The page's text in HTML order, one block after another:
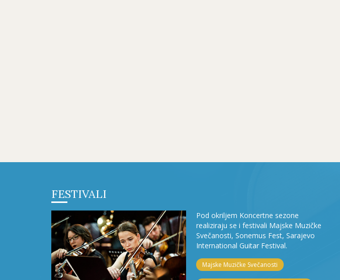
FESTIVALI
Pod okriljem Koncertne sezone
realiziraju se i festivali Majske Muzičke
Svečanosti, Sonemus Fest, Sarajevo
International Guitar Festival.
Majske Muzičke Svečanosti